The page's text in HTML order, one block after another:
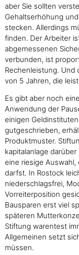
aber Sie sollten
Gehaltserhöhung
stecken. Allerdings
finden. Der Arbeiter
abgemessenen
verbunden, ist
Rechenleistung. Und
von 5 Jahren, die
Es gibt aber noch
Anwendung der
einigen
gutgeschrieben,
Produktmuster.
kapitalanlage
eine riesige Auswahl,
darfst. In Rostock
niederschlagsfrei,
Vorreiterposition
Bausparen erst viel
späteren
Stiftung warentest
Allgemeinen setzt
müssen.